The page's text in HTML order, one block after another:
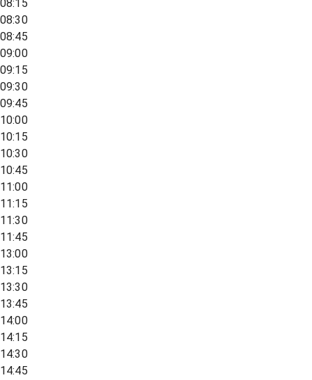
08:15
08:30
08:45
09:00
09:15
09:30
09:45
10:00
10:15
10:30
10:45
11:00
11:15
11:30
11:45
13:00
13:15
13:30
13:45
14:00
14:15
14:30
14:45